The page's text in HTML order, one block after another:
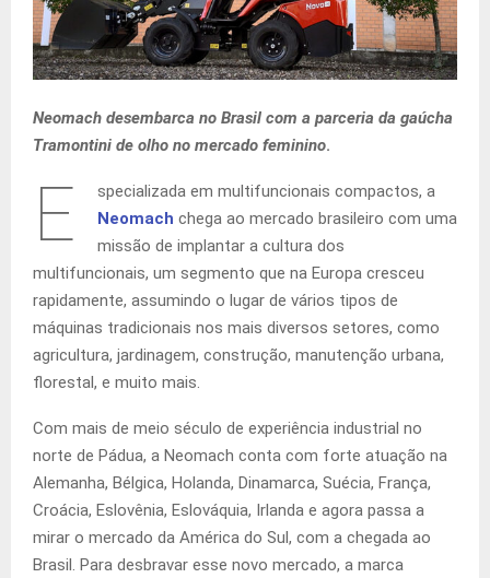
Neomach desembarca no Brasil com a parceria da gaúcha
Tramontini de olho no mercado feminino.
E
specializada em multifuncionais compactos, a
Neomach chega ao mercado brasileiro com uma
missão de implantar a cultura dos
multifuncionais, um segmento que na Europa cresceu
rapidamente, assumindo o lugar de vários tipos de
máquinas tradicionais nos mais diversos setores, como
agricultura, jardinagem, construção, manutenção urbana,
florestal, e muito mais.
Com mais de meio século de experiência industrial no
norte de Pádua, a Neomach conta com forte atuação na
Alemanha, Bélgica, Holanda, Dinamarca, Suécia, França,
Croácia, Eslovênia, Eslováquia, Irlanda e agora passa a
mirar o mercado da América do Sul, com a chegada ao
Brasil. Para desbravar esse novo mercado, a marca